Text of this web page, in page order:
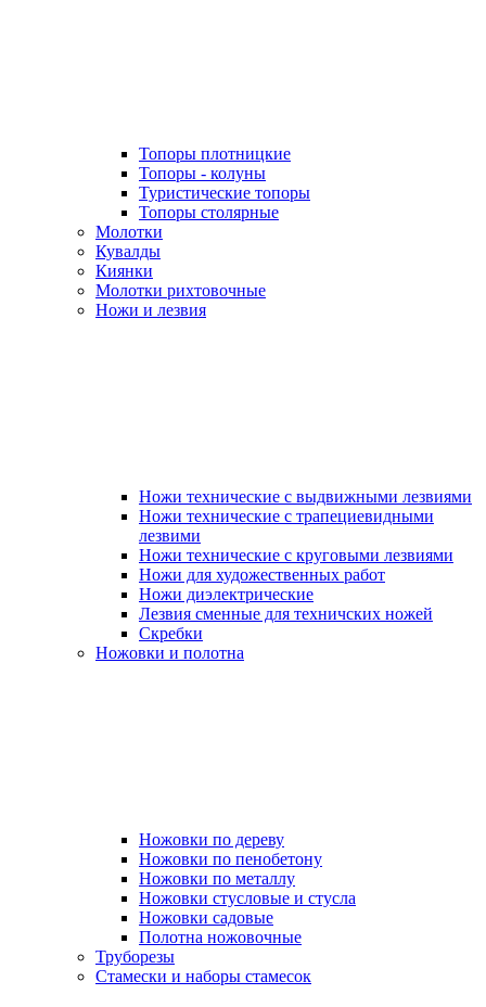
Топоры плотницкие
Топоры - колуны
Туристические топоры
Топоры столярные
Молотки
Кувалды
Киянки
Молотки рихтовочные
Ножи и лезвия
Ножи технические с выдвижными лезвиями
Ножи технические с трапециевидными
лезвими
Ножи технические с круговыми лезвиями
Ножи для художественных работ
Ножи диэлектрические
Лезвия сменные для техничских ножей
Скребки
Ножовки и полотна
Ножовки по дереву
Ножовки по пенобетону
Ножовки по металлу
Ножовки стусловые и стусла
Ножовки садовые
Полотна ножовочные
Труборезы
Стамески и наборы стамесок